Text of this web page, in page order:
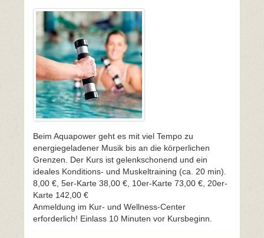
Beim Aquapower geht es mit viel Tempo zu
energiegeladener Musik bis an die körperlichen
Grenzen. Der Kurs ist gelenkschonend und ein
ideales Konditions- und Muskeltraining (ca. 20 min).
8,00 €, 5er-Karte 38,00 €, 10er-Karte 73,00 €, 20er-
Karte 142,00 €
Anmeldung im Kur- und Wellness-Center
erforderlich! Einlass 10 Minuten vor Kursbeginn.